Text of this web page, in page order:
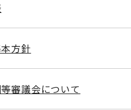
方針
審議会について